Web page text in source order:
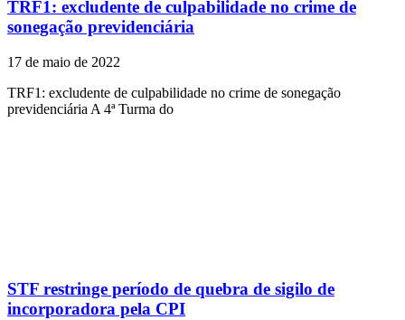
TRF1: excludente de culpabilidade no crime de
sonegação previdenciária
17 de maio de 2022
TRF1: excludente de culpabilidade no crime de sonegação
previdenciária A 4ª Turma do
STF restringe período de quebra de sigilo de
incorporadora pela CPI